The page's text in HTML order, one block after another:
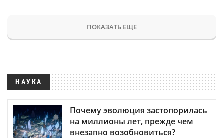
ПОКАЗАТЬ ЕЩЕ
НАУКА
Почему эволюция застопорилась
на миллионы лет, прежде чем
внезапно возобновиться?